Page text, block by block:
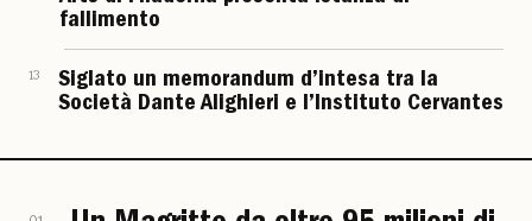
fallimento
13
Siglato un memorandum d’intesa tra la
Società Dante Alighieri e l’Instituto Cervantes